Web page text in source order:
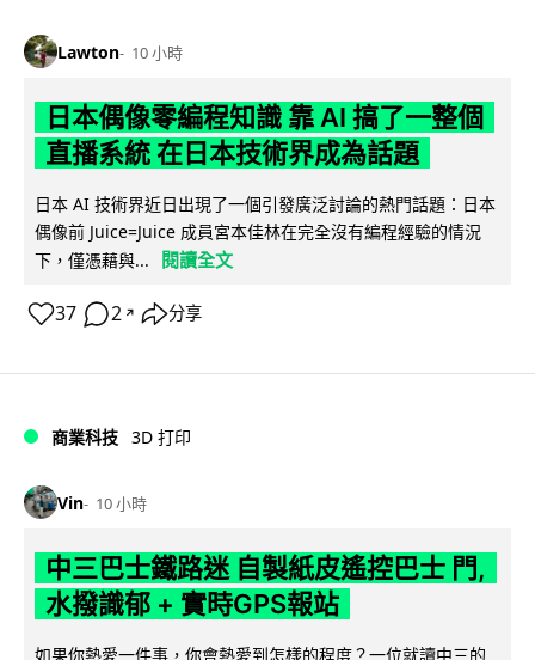
Lawton 10 小時
日本偶像零編程知識 靠 AI 搞了一整個
直播系統 在日本技術界成為話題
日本 AI 技術界近日出現了一個引發廣泛討論的熱門話題：日本
偶像前 Juice=Juice 成員宮本佳林在完全沒有編程經驗的情況
下，僅憑藉與...
閱讀全文
37 2 ↗ 分享
商業科技 3D 打印
Vin 10 小時
中三巴士鐵路迷 自製紙皮遙控巴士 門,
水撥識郁 + 實時GPS報站
如果你熱愛一件事，你會熱愛到怎樣的程度？一位就讀中三的